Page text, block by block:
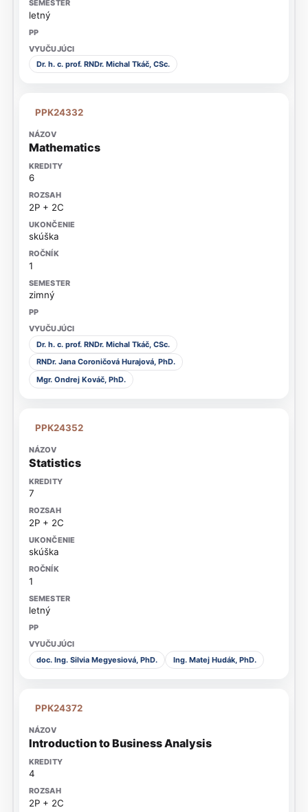
letný
Dr. h. c. prof. RNDr. Michal Tkáč, CSc.
PPK24332
Mathematics
6
2P + 2C
skúška
1
zimný
Dr. h. c. prof. RNDr. Michal Tkáč, CSc.
RNDr. Jana Coroničová Hurajová, PhD.
Mgr. Ondrej Kováč, PhD.
PPK24352
Statistics
7
2P + 2C
skúška
1
letný
doc. Ing. Silvia Megyesiová, PhD. Ing. Matej Hudák, PhD.
PPK24372
Introduction to Business Analysis
4
2P + 2C